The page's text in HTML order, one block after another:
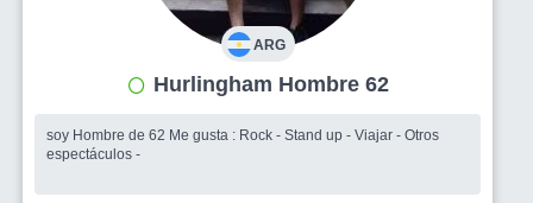
ARG
Hurlingham Hombre 62
soy Hombre de 62 Me gusta : Rock - Stand up - Viajar - Otros
espectáculos -